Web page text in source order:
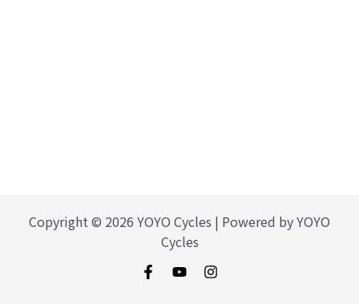
Copyright © 2026 YOYO Cycles | Powered by YOYO
Cycles